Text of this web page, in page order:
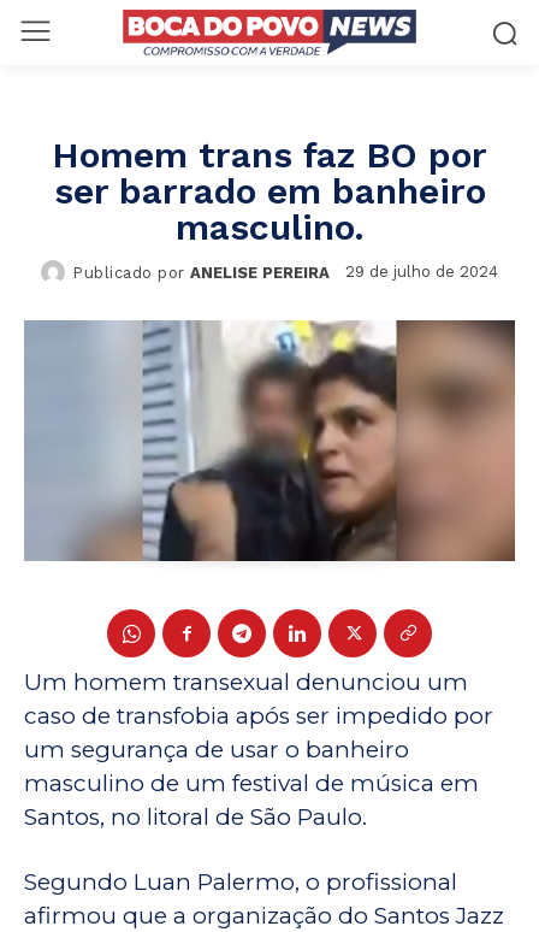
Homem trans faz BO por
ser barrado em banheiro
masculino.
Publicado por ANELISE PEREIRA 29 de julho de 2024
Um homem transexual denunciou um
caso de transfobia após ser impedido por
um segurança de usar o banheiro
masculino de um festival de música em
Santos, no litoral de São Paulo.
Segundo Luan Palermo, o profissional
afirmou que a organização do Santos Jazz